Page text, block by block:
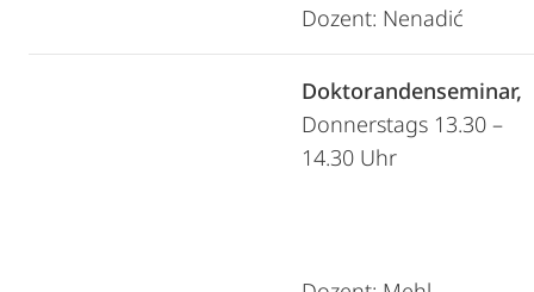
Dozent: Nenadić
Doktorandenseminar,
Donnerstags 13.30 –
14.30 Uhr